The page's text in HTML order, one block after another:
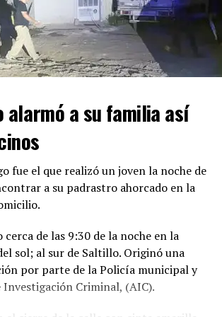
presenciaron el percance solicitaron
Sistema de Emergencias 911, por lo
elementos de Tránsito Municipal
Secretaría de Salud.
Tomada de VANGUARDIA
alarmó a su familia así
fue el que realizó un joven la noche de
a su padrastro ahorcado en la
de las 9:30 de la noche en la
sol; al sur de Saltillo. Originó una
por parte de la Policía municipal y
Investigación Criminal, (AIC).